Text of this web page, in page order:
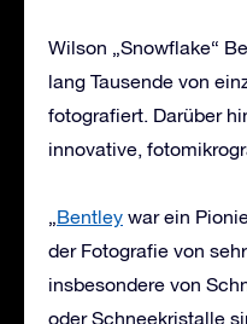
Wilson „Snowflake“
lang Tausende von
fotografiert. Darüber
innovative,
„Bentley war ein
der Fotografie von
insbesondere von
oder Schneekristalle